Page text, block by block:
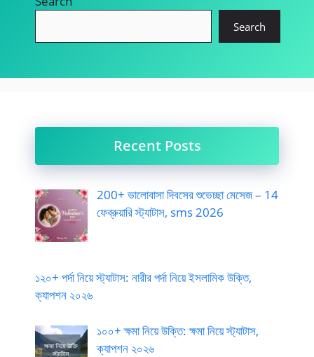
Search
Recent Posts
200+ ভালোবাসা দিবসের শুভেচ্ছা মেসেজ – 14
ফেব্রুয়ারি স্ট্যাটাস, sms 2026
১২০+ পর্দা নিয়ে স্ট্যাটাস: নারীর পর্দা নিয়ে ইসলামিক উক্তি,
ক্যাপশন ২০২৬
১০০+ ক্ষমা নিয়ে উক্তি: ক্ষমা নিয়ে স্ট্যাটাস,
ক্যাপশন ২০২৬